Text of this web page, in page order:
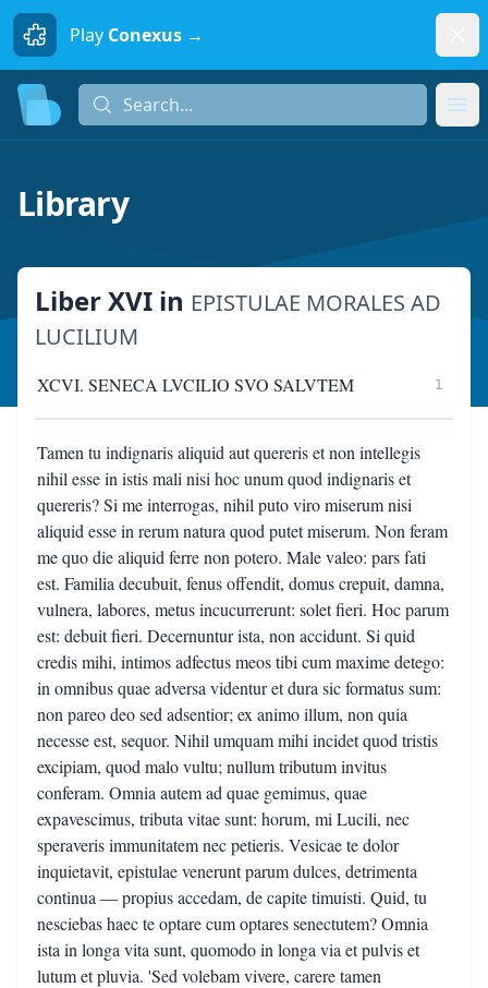
Play Conexus →
Search...
Library
Liber XVI in EPISTULAE MORALES AD
LUCILIUM
XCVI. SENECA LVCILIO SVO SALVTEM 1
Tamen tu indignaris aliquid aut quereris et non intellegis
nihil esse in istis mali nisi hoc unum quod indignaris et
quereris? Si me interrogas, nihil puto viro miserum nisi
aliquid esse in rerum natura quod putet miserum. Non feram
me quo die aliquid ferre non potero. Male valeo: pars fati
est. Familia decubuit, fenus offendit, domus crepuit, damna,
vulnera, labores, metus incucurrerunt: solet fieri. Hoc parum
est: debuit fieri. Decernuntur ista, non accidunt. Si quid
credis mihi, intimos adfectus meos tibi cum maxime detego:
in omnibus quae adversa videntur et dura sic formatus sum:
non pareo deo sed adsentior; ex animo illum, non quia
necesse est, sequor. Nihil umquam mihi incidet quod tristis
excipiam, quod malo vultu; nullum tributum invitus
conferam. Omnia autem ad quae gemimus, quae
expavescimus, tributa vitae sunt: horum, mi Lucili, nec
speraveris immunitatem nec petieris. Vesicae te dolor
inquietavit, epistulae venerunt parum dulces, detrimenta
continua — propius accedam, de capite timuisti. Quid, tu
nesciebas haec te optare cum optares senectutem? Omnia
ista in longa vita sunt, quomodo in longa via et pulvis et
lutum et pluvia. 'Sed volebam vivere, carere tamen